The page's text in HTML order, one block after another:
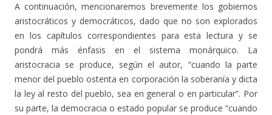
A continuación, mencionaremos brevemente los gobiernos
aristocráticos y democráticos, dado que no son explorados
en los capítulos correspondientes para esta lectura y se
pondrá más énfasis en el sistema monárquico. La
aristocracia se produce, según el autor, “cuando la parte
menor del pueblo ostenta en corporación la soberanía y dicta
la ley al resto del pueblo, sea en general o en particular”. Por
su parte, la democracia o estado popular se produce “cuando